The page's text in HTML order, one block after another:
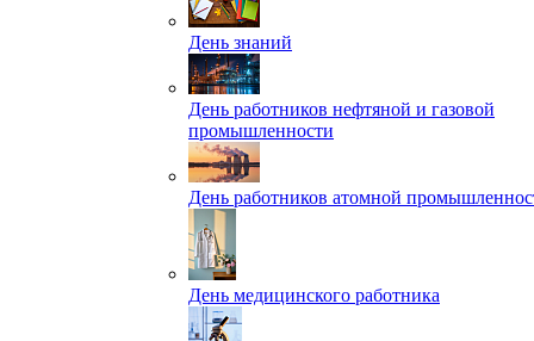
День знаний
День работников нефтяной и газовой
промышленности
День работников атомной
День медицинского работника